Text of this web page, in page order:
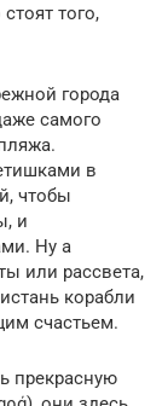
того,
города
самого
в
чтобы
и
Ну а
или рассвета,
корабли
счастьем.
прекрасную